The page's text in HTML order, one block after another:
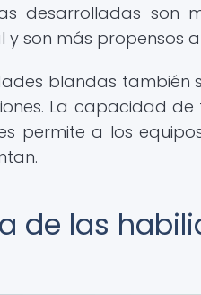
desarrolladas son
son más propensos
blandas
La capacidad
permite a los
de las